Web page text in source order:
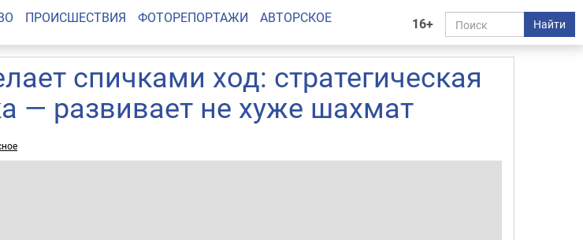
16+ Найти
ПРОИСШЕСТВИЯ ФОТОРЕПОРТАЖИ АВТОРСКОЕ
спичками ход: стратегическая
— развивает не хуже шахмат